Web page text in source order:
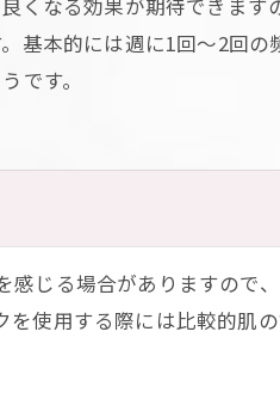
基本的には週に1回～2回
です。
じる場合がありますので
使用する際には比較的肌